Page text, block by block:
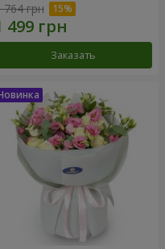
764 грн
Заказать